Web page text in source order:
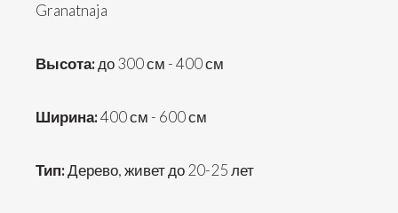
Granatnaja
Высота:до 300 см - 400 см
Ширина:400 см - 600 см
Тип:Дерево, живет до 20-25 лет